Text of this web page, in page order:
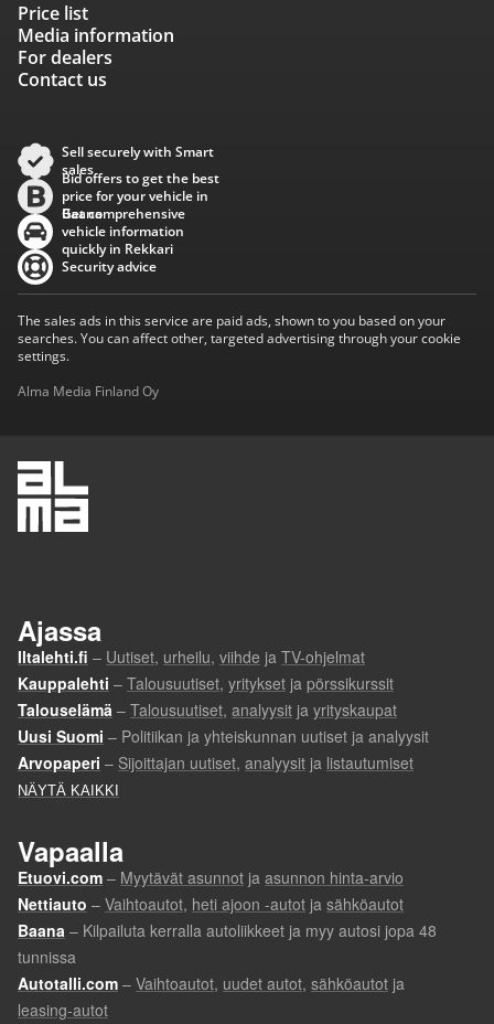
Price list
Media information
For dealers
Contact us
Sell securely with Smart
sales
Bid offers to get the best
price for your vehicle in
Baana
Get comprehensive
vehicle information
quickly in Rekkari
Security advice
The sales ads in this service are paid ads, shown to you based on your
searches. You can affect other, targeted advertising through your cookie
settings.
Alma Media Finland Oy